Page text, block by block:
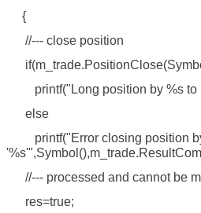
{
//--- close position
printf("Long position by %s to
else
printf("Error closing position
//--- processed and cannot be
res=true;